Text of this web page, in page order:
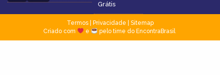
Grátis
Termos| Privacidade
Sitemap
Criado com
e pelo time do EncontraBrasil